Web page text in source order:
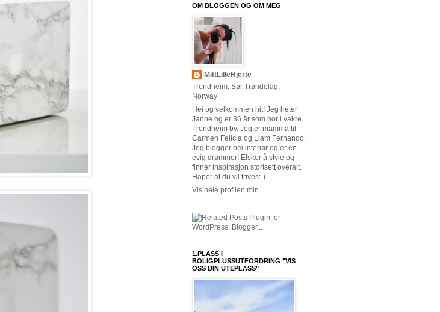
OM BLOGGEN OG OM MEG
MittLilleHjerte
Trondheim, Sør Trøndelag,
Norway
Hei og velkommen hit! Jeg heter
Janne og er 36 år som bor i vakre
Trondheim by. Jeg er mamma til
Carmen Felicia og Liam Fernando.
Jeg blogger om interiør og er en
evig drømmer! Elsker å style og
finner inspirasjon stortsett overalt.
Håper at du vil trives:-)
Vis hele profilen min
1.PLASS I
BOLIGPLUSSUTFORDRING "VIS
OSS DIN UTEPLASS"